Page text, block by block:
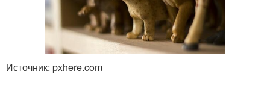
Источник: pxhere.com